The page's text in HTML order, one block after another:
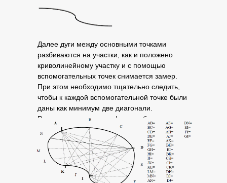
Далее дуги между основными точками
разбиваются на участки, как и положено
криволинейному участку и с помощью
вспомогательных точек снимается замер.
При этом необходимо тщательно следить,
чтобы к каждой вспомогательной точке были
даны как минимум две диагонали.
Рассмотрим пример в форме облака.